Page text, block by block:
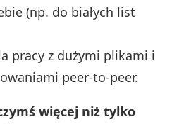
(np. do białych list
pracy z dużymi plikami i
peer‑to‑peer.
więcej niż tylko